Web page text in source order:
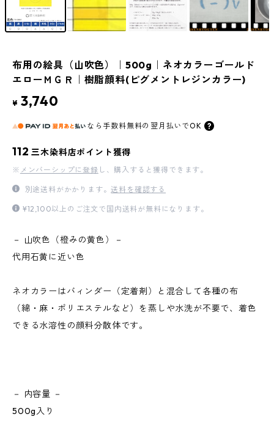
布用の絵具（山吹色）｜500g｜ネオカラーゴールド
エローＭＧＲ｜樹脂顔料(ピグメントレジンカラー)
¥ 3,740
なら 手数料無料の 翌月払いでOK
112 三木染料店ポイント獲得
※ メンバーシップに登録 し、購入すると獲得できます。
別途送料がかかります。送料を確認する
¥12,100以上のご注文で国内送料が無料になります。
－ 山吹色（橙みの黄色）－
代用石黄に近い色
ネオカラーはバィンダー（定着剤）と混合して各種の布
（綿・麻・ポリエステルなど）を蒸しや水洗が不要で、着色
できる水溶性の顔料分散体です。
－ 内容量 －
500g入り